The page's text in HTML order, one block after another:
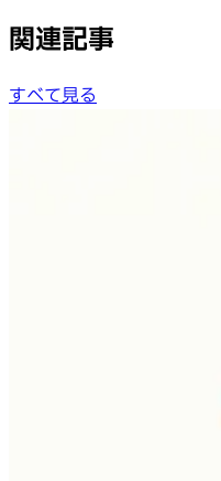
関連記事
すべて見る